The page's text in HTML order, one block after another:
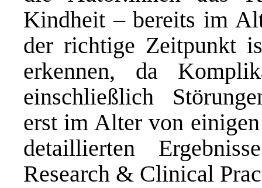
Kindheit – bereits im
der richtige Zeitpunkt
erkennen, da
einschließlich
erst im Alter von
detaillierten
Research & Clinical